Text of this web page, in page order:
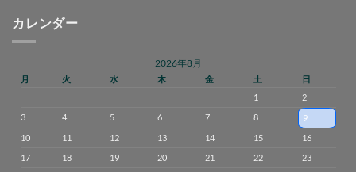
カレンダー
2026年8月
月 火 水 木 金 土
日
1
2
3
4 5 6 7 8
9
10
11 12 13 14 15
16
17
18 19 20 21 22 23